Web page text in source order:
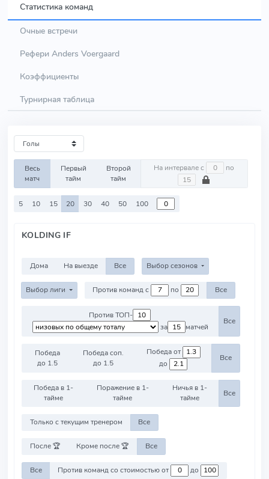
Статистика команд
Очные встречи
Рефери Anders Voergaard
Коэффициенты
Турнирная таблица
Весь
матч
Первый
тайм
Второй
тайм
На интервале с по
5 10 15 20 30 40 50 100
KOLDING IF
Дома На выезде Все Выбор сезонов
Выбор лиги Против команд с по Все
Против ТОП-
за
матчей
Все
Победа
до 1.5
Победа соп.
до 1.5
Победа от
до
Все
Победа в 1-
тайме
Поражение в 1-
тайме
Ничья в 1-
тайме
Все
Только с текущим тренером Все
После 🏆 Кроме после 🏆 Все
Все Против команд со стоимостью от до